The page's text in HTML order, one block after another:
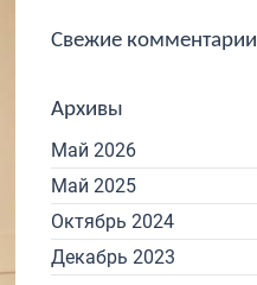
Свежие комментарии
Архивы
Май 2026
Май 2025
Октябрь 2024
Декабрь 2023